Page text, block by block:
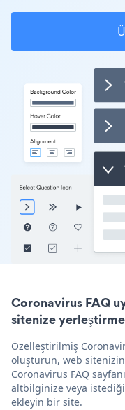
Coronavirus FAQ
sitenize
Özelleştirilmiş
oluşturun, web
Coronavirus FAQ
altbilginize veya
ekleyin bir site.